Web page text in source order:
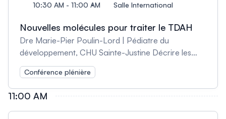
10:30 AM - 11:00 AM Salle International
Nouvelles molécules pour traiter le TDAH
Dre Marie-Pier Poulin-Lord | Pédiatre du
développement, CHU Sainte-Justine Décrire les
propriétés des nouvelles molécules disponibles pour
traiter le TDAH; Identifier l’enfant qui bénéficierait le
plus de ces nouvelles molécules; Prescrire et titrer
ces médicaments en fonction des symptômes du
patient ou de la patiente.
Conférence plénière
11:00 AM